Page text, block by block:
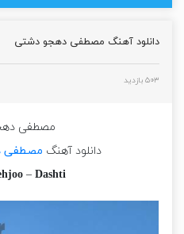
دانلود آهنگ مصطفی دهجو دشتی
۵۰۳ بازدید
مصطفی
دانلود آهنگ مصطفی
– Dashti